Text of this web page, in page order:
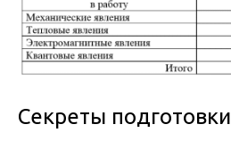
Секреты подготовки